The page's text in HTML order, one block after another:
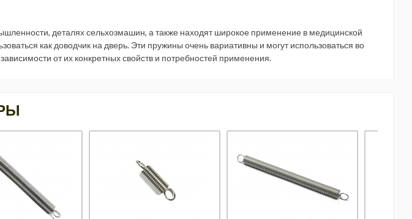
деталях сельхозмашин, а также находят широкое применение в медицинской
как доводчик на дверь. Эти пружины очень вариативны и могут использоваться во
от их конкретных свойств и потребностей применения.